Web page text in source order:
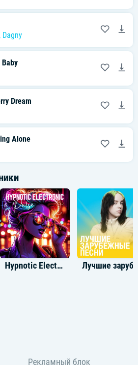
, Dagny
Baby
Dream
Alone
Hypnotic Electronic